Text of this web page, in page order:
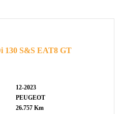
130 S&S EAT8 GT
12-2023
PEUGEOT
26.757 Km